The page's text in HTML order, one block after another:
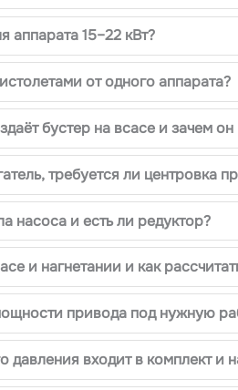
аппарата 15–22 кВт?
от одного аппарата?
бустер на всасе и зачем
требуется ли центровка
насоса и есть ли редуктор?
и нагнетании и как
привода под нужную
давления входит в комплект и